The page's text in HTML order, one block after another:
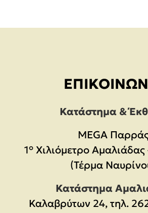
Κατάστημα &
MEGA
1° Χιλιόμετρο
(Τέρμα
Κατάστημα
Καλαβρύτων 24, τηλ.